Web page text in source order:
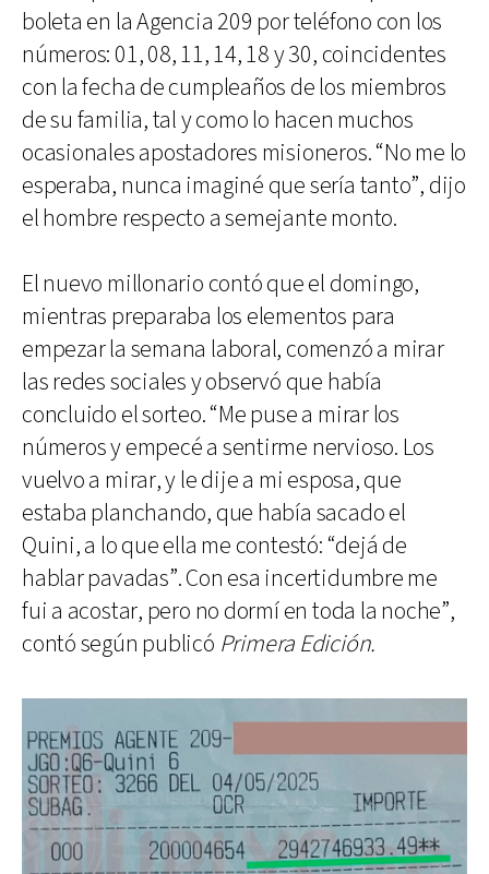
boleta en la Agencia 209 por teléfono con los
números: 01, 08, 11, 14, 18 y 30, coincidentes
con la fecha de cumpleaños de los miembros
de su familia, tal y como lo hacen muchos
ocasionales apostadores misioneros. “No me lo
esperaba, nunca imaginé que sería tanto”, dijo
el hombre respecto a semejante monto.
El nuevo millonario contó que el domingo,
mientras preparaba los elementos para
empezar la semana laboral, comenzó a mirar
las redes sociales y observó que había
concluido el sorteo. “Me puse a mirar los
números y empecé a sentirme nervioso. Los
vuelvo a mirar, y le dije a mi esposa, que
estaba planchando, que había sacado el
Quini, a lo que ella me contestó: “dejá de
hablar pavadas”. Con esa incertidumbre me
fui a acostar, pero no dormí en toda la noche”,
contó según publicó Primera Edición.